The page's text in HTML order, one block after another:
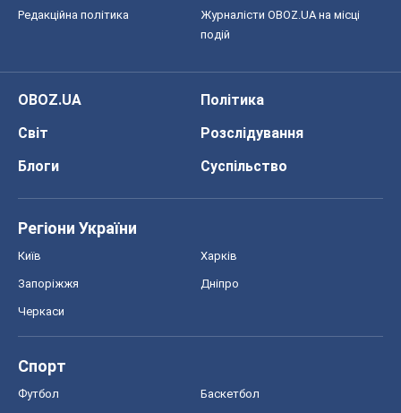
Редакційна політика
Журналісти OBOZ.UA на місці
подій
OBOZ.UA
Політика
Світ
Розслідування
Блоги
Суспільство
Регіони України
Київ Харків
Запоріжжя Дніпро
Черкаси
Спорт
Футбол Баскетбол